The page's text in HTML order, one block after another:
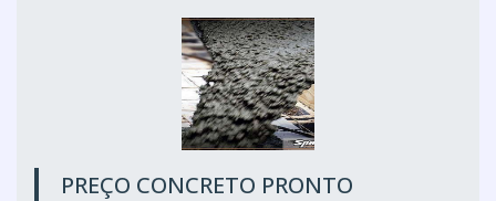
PREÇO CONCRETO PRONTO